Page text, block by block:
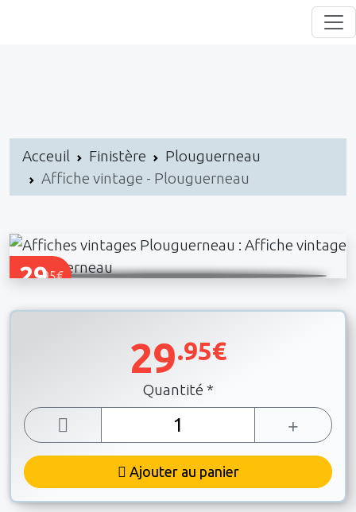
Acceuil Finistère
Plouguerneau
Affiche vintage - Plouguerneau
29.95€
29.95€
Quantité *
Ajouter au panier